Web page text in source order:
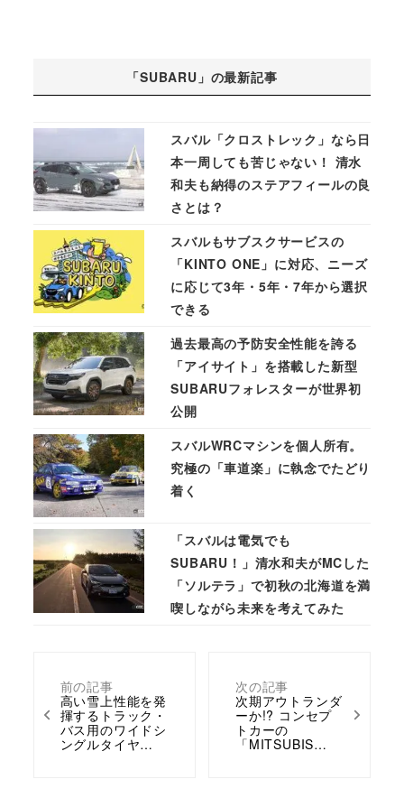
前の記事
高い雪上性能を発
揮するトラック・
バス用のワイドシ
ングルタイヤ…
次の記事
次期アウトランダ
ーか!? コンセプ
トカーの
「MITSUBIS…
「SUBARU」の最新記事
スバル「クロストレック」なら日
本一周しても苦じゃない！ 清水
和夫も納得のステアフィールの良
さとは？
スバルもサブスクサービスの
「KINTO ONE」に対応、ニーズ
に応じて3年・5年・7年から選択
できる
過去最高の予防安全性能を誇る
「アイサイト」を搭載した新型
SUBARUフォレスターが世界初
公開
スバルWRCマシンを個人所有。
究極の「車道楽」に執念でたどり
着く
「スバルは電気でも
SUBARU！」清水和夫がMCした
「ソルテラ」で初秋の北海道を満
喫しながら未来を考えてみた